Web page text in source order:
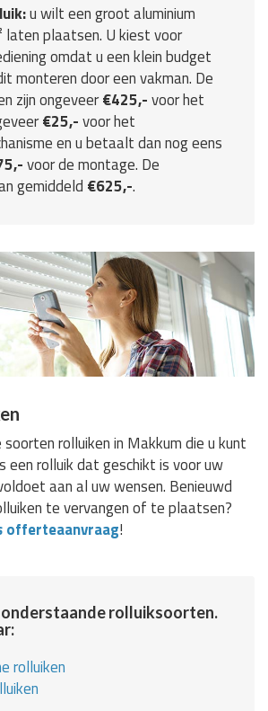
u wilt een groot aluminium
laten plaatsen. U kiest voor
omdat u een klein budget
monteren door een vakman. De
zijn ongeveer€425,-voor het
€25,-voor het
en u betaalt dan nog eens
voor de montage. De
gemiddeld €625,-.
soorten rolluiken in Makkum die u kunt
een rolluik dat geschikt is voor uw
aan al uw wensen. Benieuwd
te vervangen of te plaatsen?
offerteaanvraag!
onderstaande rolluiksoorten.
rolluiken